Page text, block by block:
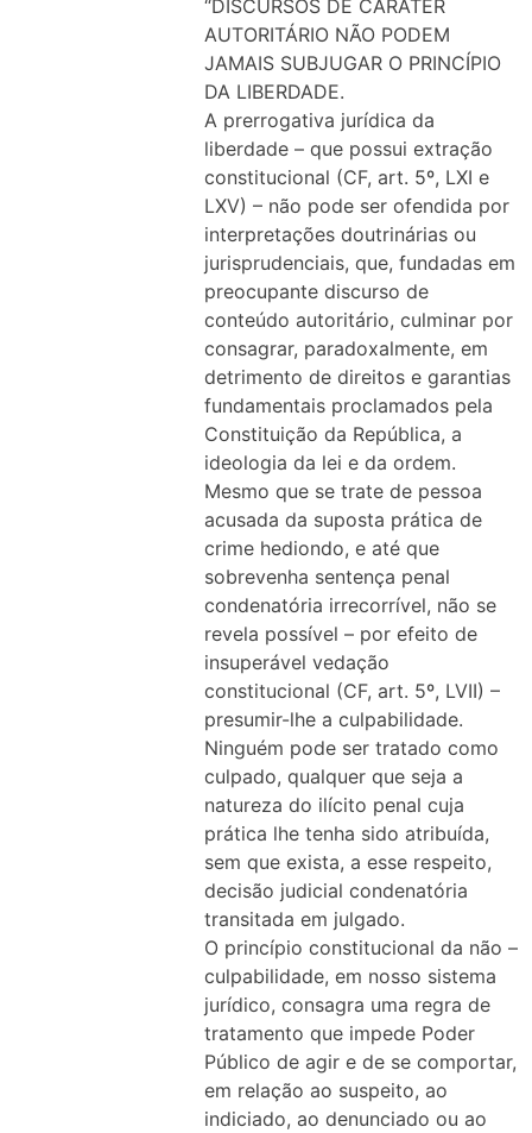
“DISCURSOS DE CARÁTER
AUTORITÁRIO NÃO PODEM
JAMAIS SUBJUGAR O PRINCÍPIO
DA LIBERDADE.
A prerrogativa jurídica da
liberdade – que possui extração
constitucional (CF, art. 5º, LXI e
LXV) – não pode ser ofendida por
interpretações doutrinárias ou
jurisprudenciais, que, fundadas em
preocupante discurso de
conteúdo autoritário, culminar por
consagrar, paradoxalmente, em
detrimento de direitos e garantias
fundamentais proclamados pela
Constituição da República, a
ideologia da lei e da ordem.
Mesmo que se trate de pessoa
acusada da suposta prática de
crime hediondo, e até que
sobrevenha sentença penal
condenatória irrecorrível, não se
revela possível – por efeito de
insuperável vedação
constitucional (CF, art. 5º, LVII) –
presumir-lhe a culpabilidade.
Ninguém pode ser tratado como
culpado, qualquer que seja a
natureza do ilícito penal cuja
prática lhe tenha sido atribuída,
sem que exista, a esse respeito,
decisão judicial condenatória
transitada em julgado.
O princípio constitucional da não –
culpabilidade, em nosso sistema
jurídico, consagra uma regra de
tratamento que impede Poder
Público de agir e de se comportar,
em relação ao suspeito, ao
indiciado, ao denunciado ou ao